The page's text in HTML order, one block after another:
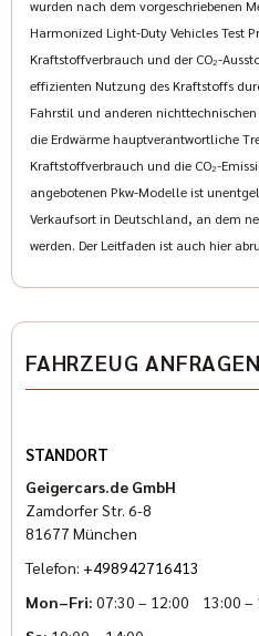
zur Verfügung. Genauere
der Rubrik Vermietung auf unsere
doch einfach mal vorbei auf
Wir freuen uns auf Ihre
Sven Hoeßer: (089) 427164-33
Pascal Halbroth: (089) 427164-
Karl Geiger: (089) 427164-13
Elisabeth Ostermann: (089) 427
www.indianmuenchen.com
www.geigercars.de
Irrtum, Änderungen und
wurden nach dem vorgeschriebenen
Harmonized Light-Duty Vehicles Test
Kraftstoffverbrauch und der CO₂-
effizienten Nutzung des Kraftstoffs
Fahrstil und anderen
die Erdwärme hauptverantwortliche
Kraftstoffverbrauch und die CO₂-
angebotenen Pkw-Modelle ist
Verkaufsort in Deutschland, an dem
werden. Der Leitfaden ist auch hier
FAHRZEUG ANFRAGEN
STANDORT
Geigercars.de GmbH
Zamdorfer Str. 6-8
81677 München
Telefon: +498942716413
Mon–Fri: 07:30 – 12:00 13:00 –